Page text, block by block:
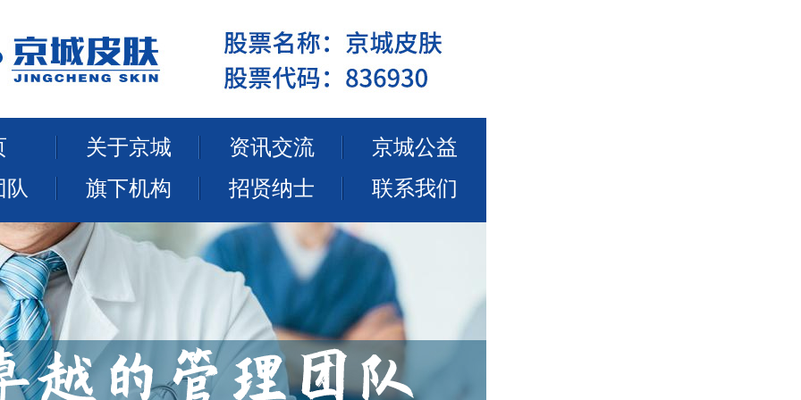
关于京城 资讯交流
京城公益
队
旗下机构 招贤纳士 联系我们